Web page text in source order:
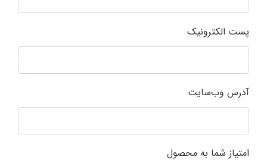
پست الکترونیک
آدرس وب‌سایت
امتیاز شما به محصول